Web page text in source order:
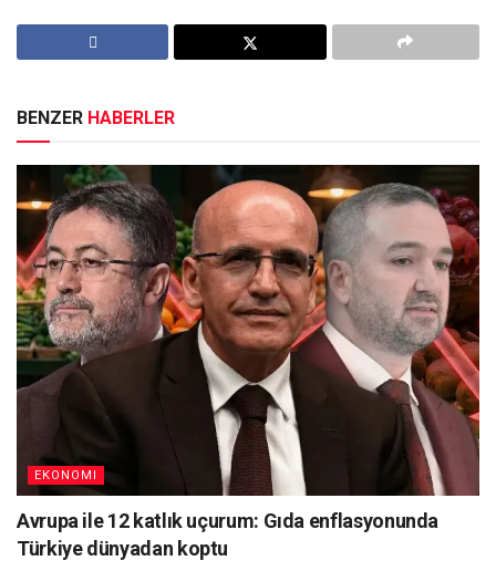
BENZER HABERLER
EKONOMI
Avrupa ile 12 katlık uçurum: Gıda enflasyonunda
Türkiye dünyadan koptu